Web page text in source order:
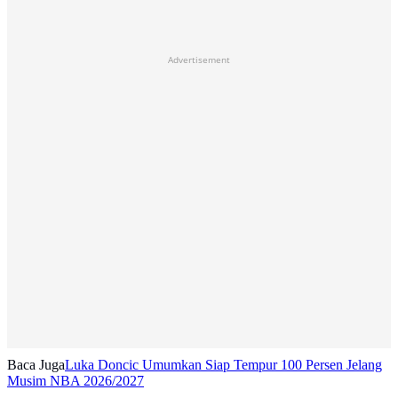
Advertisement
Baca JugaLuka Doncic Umumkan Siap Tempur 100 Persen Jelang
Musim NBA 2026/2027